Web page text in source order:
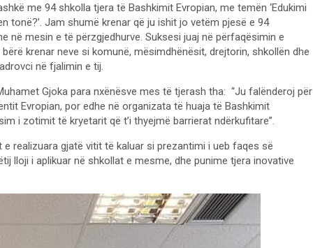
me 94 shkolla tjera të Bashkimit Evropian, me temën ‘Edukimi
tonë?’. Jam shumë krenar që ju ishit jo vetëm pjesë e 94
në mesin e të përzgjedhurve. Suksesi juaj në përfaqësimin e
krenar neve si komunë, mësimdhënësit, drejtorin, shkollën dhe
në fjalimin e tij.
Gjoka para nxënësve mes të tjerash tha: “Ju falënderoj për
Evropian, por edhe në organizata të huaja të Bashkimit
i zotimit të kryetarit që t’i thyejmë barrierat ndërkufitare”.
realizuara gjatë vitit të kaluar si prezantimi i ueb faqes së
lloji i aplikuar në shkollat e mesme, dhe punime tjera inovative